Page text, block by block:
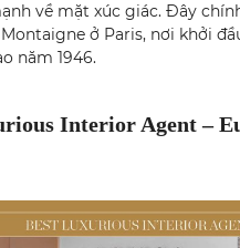
về mặt xúc giác. Đây
ở Paris, nơi khởi
năm 1946.
Interior Agent –